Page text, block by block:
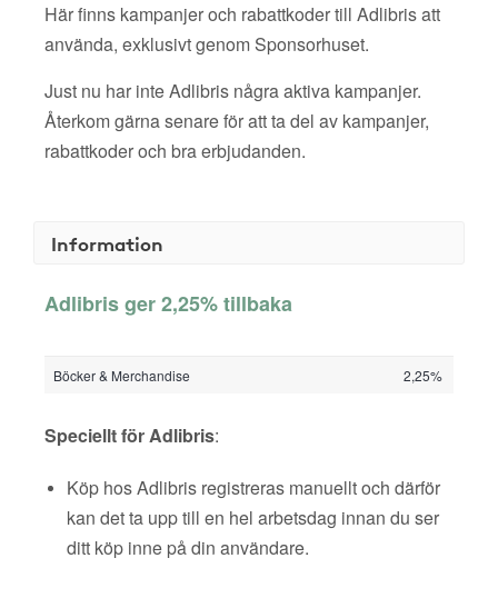
Här finns kampanjer och rabattkoder till Adlibris att
använda, exklusivt genom Sponsorhuset.
Just nu har inte Adlibris några aktiva kampanjer.
Återkom gärna senare för att ta del av kampanjer,
rabattkoder och bra erbjudanden.
Information
Adlibris ger 2,25% tillbaka
Böcker & Merchandise 2,25%
Speciellt för Adlibris:
Köp hos Adlibris registreras manuellt och därför
kan det ta upp till en hel arbetsdag innan du ser
ditt köp inne på din användare.